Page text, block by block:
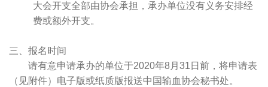
大会开支全部由协会承担，承办单位没有义务安排经
费或额外开支。
三、报名时间
请有意申请承办的单位于2020年8月31日前，将申请表
（见附件）电子版或纸质版报送中国输血协会秘书处。